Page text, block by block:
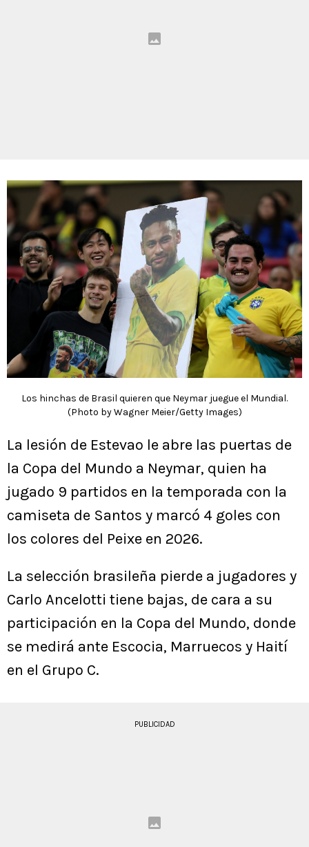
Los hinchas de Brasil quieren que Neymar juegue el Mundial.
(Photo by Wagner Meier/Getty Images)
La lesión de Estevao le abre las puertas de
la Copa del Mundo a Neymar, quien ha
jugado 9 partidos en la temporada con la
camiseta de Santos y marcó 4 goles con
los colores del Peixe en 2026.
La selección brasileña pierde a jugadores y
Carlo Ancelotti tiene bajas, de cara a su
participación en la Copa del Mundo, donde
se medirá ante Escocia, Marruecos y Haití
en el Grupo C.
PUBLICIDAD